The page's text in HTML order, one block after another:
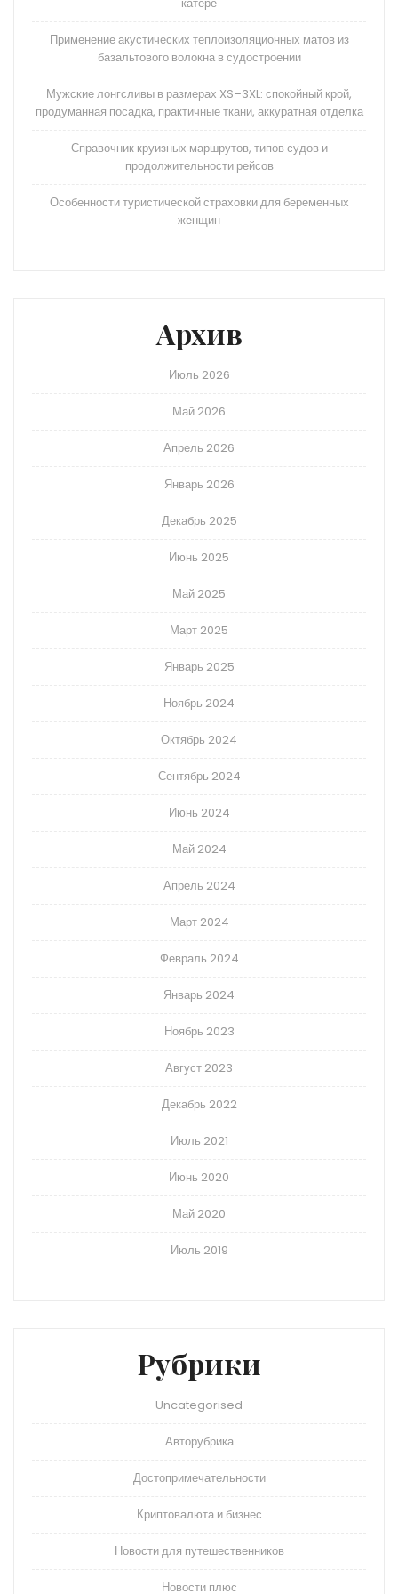
Применение акустических теплоизоляционных матов из
базальтового волокна в судостроении
Мужские лонгсливы в размерах XS–3XL: спокойный крой,
продуманная посадка, практичные ткани, аккуратная отделка
Справочник круизных маршрутов, типов судов и
продолжительности рейсов
Особенности туристической страховки для беременных
женщин
Архив
Июль 2026
Май 2026
Апрель 2026
Январь 2026
Декабрь 2025
Июнь 2025
Май 2025
Март 2025
Январь 2025
Ноябрь 2024
Октябрь 2024
Сентябрь 2024
Июнь 2024
Май 2024
Апрель 2024
Март 2024
Февраль 2024
Январь 2024
Ноябрь 2023
Август 2023
Декабрь 2022
Июль 2021
Июнь 2020
Май 2020
Июль 2019
Рубрики
Uncategorised
Авторубрика
Достопримечательности
Криптовалюта и бизнес
Новости для путешественников
Новости плюс